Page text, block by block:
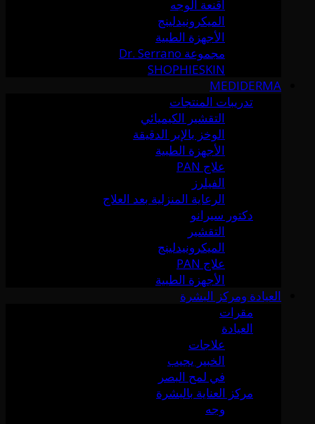
أقنعة الوجه
الميكرونيدلينج
الأجهزة الطبية
مجموعة Dr. Serrano
SHOPHIESKIN
MEDIDERMA
تدريبات المنتجات
التقشير الكيميائي
الوخز بالإبر الدقيقة
الأجهزة الطبية
علاج PAN
الفيلرز
الرعاية المنزلية بعد العلاج
دكتور سيرانو
التقشير
الميكرونيدلينج
علاج PAN
الأجهزة الطبية
العيادة ومركز البشرة
مقرات
العيادة
علاجات
الخبير يجيب
في لمح البصر
مركز العناية بالبشرة
وجه